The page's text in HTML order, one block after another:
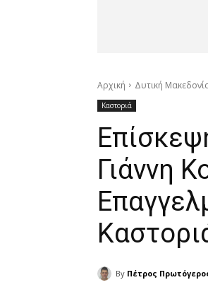
Αρχική Δυτική
Καστοριά
Γιάννη
By Πέτρος